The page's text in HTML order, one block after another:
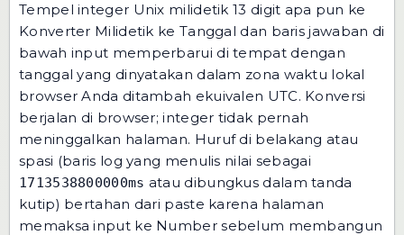
Tempel integer Unix milidetik 13 digit apa pun ke
Konverter Milidetik ke Tanggal dan baris jawaban di
bawah input memperbarui di tempat dengan
tanggal yang dinyatakan dalam zona waktu lokal
browser Anda ditambah ekuivalen UTC. Konversi
berjalan di browser; integer tidak pernah
meninggalkan halaman. Huruf di belakang atau
spasi (baris log yang menulis nilai sebagai
1713538800000ms atau dibungkus dalam tanda
kutip) bertahan dari paste karena halaman
memaksa input ke Number sebelum membangun